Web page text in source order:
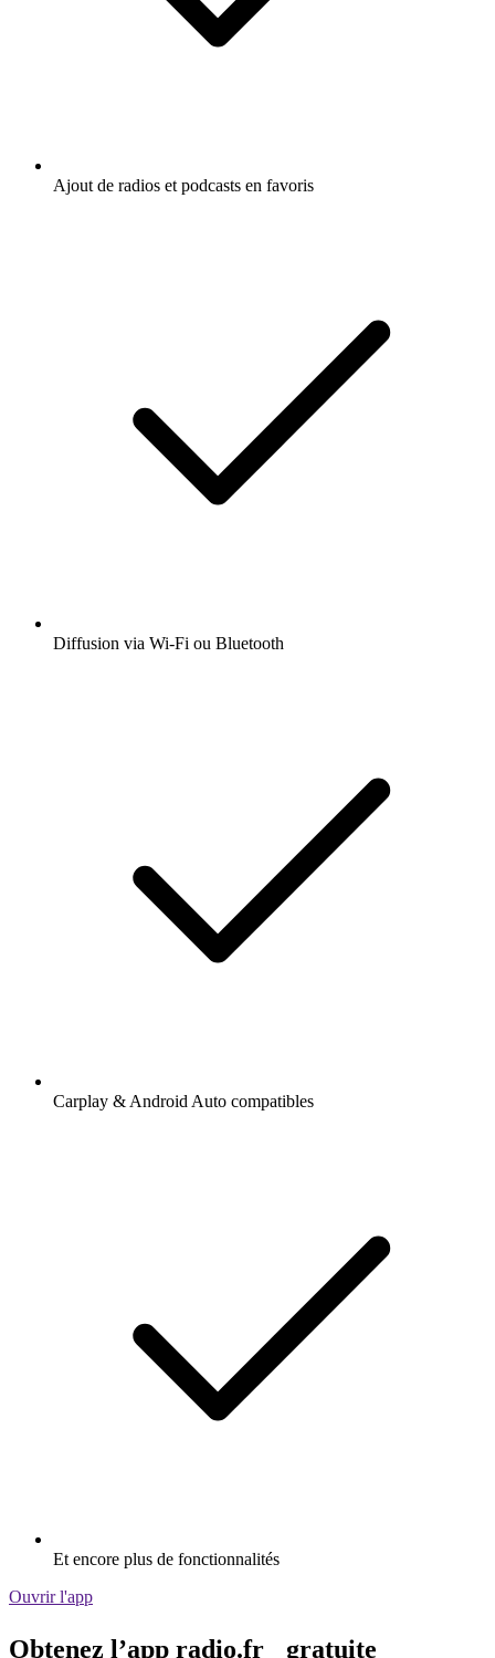
Ajout de radios et podcasts en favoris
Diffusion via Wi-Fi ou Bluetooth
Carplay & Android Auto compatibles
Et encore plus de fonctionnalités
Ouvrir l'app
Obtenez l’app radio.fr gratuite